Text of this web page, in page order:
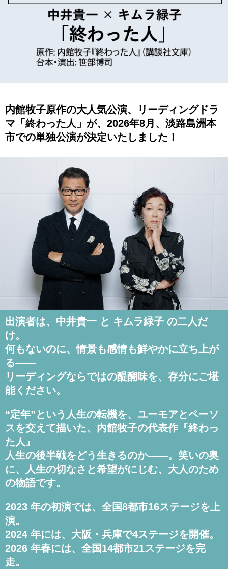
内館牧子原作の大人気公演、リーディングドラ
マ 「終わった人」が、2026年8月、淡路島洲本
市での単独公演が決定いたしました！
出演者は、中井貴一 と キムラ緑子 の二人だ
け。
何もないのに、情景も感情も鮮やかに立ち上が
る――
リーディングならではの醍醐味を、存分にご堪
能ください。
“定年”という人生の転機を、ユーモアとペーソ
スを交えて描いた、内館牧子の代表作『終わっ
た人』
人生の後半戦をどう生きるのか――。笑いの奥
に、人生の切なさと希望がにじむ、大人のため
の物語です。
2023 年の初演では、全国8都市16ステージを上
演。
2024 年には、大阪・兵庫で4ステージを開催。
2026 年春には、全国14都市21ステージを完
走。